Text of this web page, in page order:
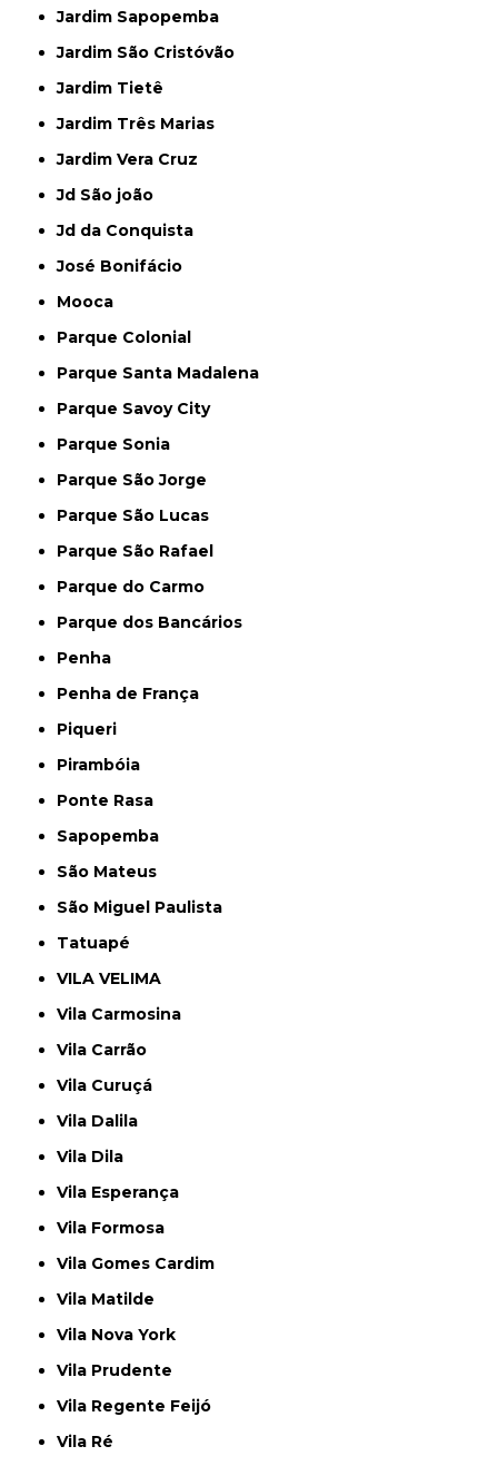
Jardim Sapopemba
Jardim São Cristóvão
Jardim Tietê
Jardim Três Marias
Jardim Vera Cruz
Jd São joão
Jd da Conquista
José Bonifácio
Mooca
Parque Colonial
Parque Santa Madalena
Parque Savoy City
Parque Sonia
Parque São Jorge
Parque São Lucas
Parque São Rafael
Parque do Carmo
Parque dos Bancários
Penha
Penha de França
Piqueri
Pirambóia
Ponte Rasa
Sapopemba
São Mateus
São Miguel Paulista
Tatuapé
VILA VELIMA
Vila Carmosina
Vila Carrão
Vila Curuçá
Vila Dalila
Vila Dila
Vila Esperança
Vila Formosa
Vila Gomes Cardim
Vila Matilde
Vila Nova York
Vila Prudente
Vila Regente Feijó
Vila Ré